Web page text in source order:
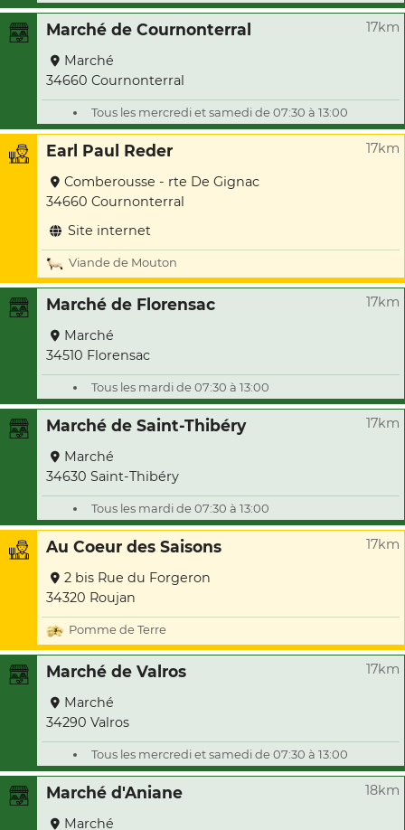
Marché de Cournonterral 17km
Marché
34660 Cournonterral
Tous les mercredi et samedi de 07:30 à 13:00
Earl Paul Reder 17km
Comberousse - rte De Gignac
34660 Cournonterral
Site internet
Viande de Mouton
Marché de Florensac 17km
Marché
34510 Florensac
Tous les mardi de 07:30 à 13:00
Marché de Saint-Thibéry 17km
Marché
34630 Saint-Thibéry
Tous les mardi de 07:30 à 13:00
Au Coeur des Saisons 17km
2 bis Rue du Forgeron
34320 Roujan
Pomme de Terre
Marché de Valros 17km
Marché
34290 Valros
Tous les mercredi et samedi de 07:30 à 13:00
Marché d'Aniane 18km
Marché